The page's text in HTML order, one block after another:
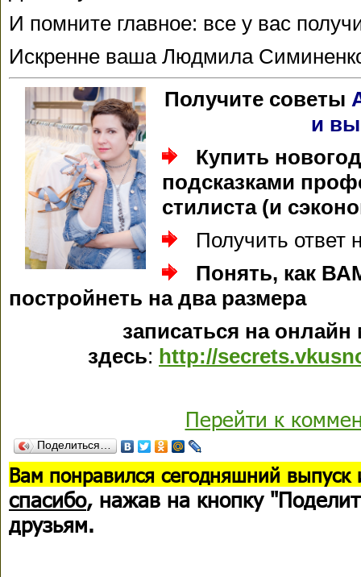
И помните главное: все у вас
Искренне ваша Людмила
Получите советы
и
Купить
подсказками
стилиста (и
Получить ответ
Понять, как
постройнеть на два размера
записаться на онлайн
здесь: http://
Перейти к
Поделиться…
Вам понравился сегодняшний выпуск
спасибо, нажав на кнопку
друзьям.